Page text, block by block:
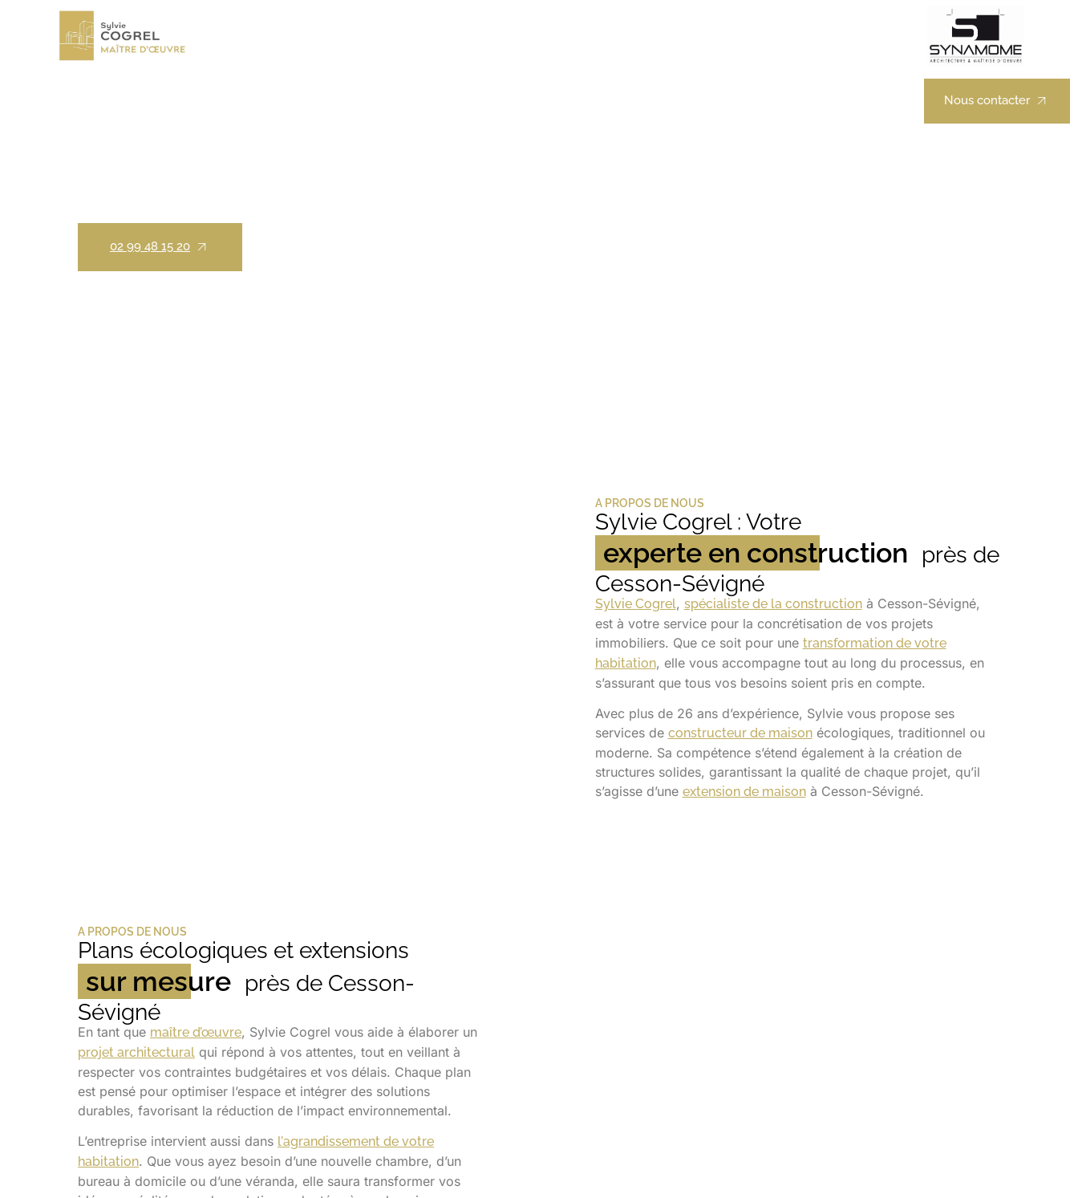
Nous contacter
02 99 48 15 20
A PROPOS DE NOUS
Sylvie Cogrel : Votre
experte en construction
près de
Cesson-Sévigné
Sylvie Cogrel, spécialiste de la constructionà Cesson-Sévigné,
est à votre service pour la concrétisation de vos projets
immobiliers. Que ce soit pour une transformation de votre
habitation, elle vous accompagne tout au long du processus, en
s’assurant que tous vos besoins soient pris en compte.
Avec plus de 26 ans d’expérience, Sylvie vous propose ses
services de constructeur de maisonécologiques, traditionnel ou
moderne. Sa compétence s’étend également à la création de
structures solides, garantissant la qualité de chaque projet, qu’il
s’agisse d’une extension de maisonà Cesson-Sévigné.
A PROPOS DE NOUS
Plans écologiques et extensions
sur mesure près de Cesson-
Sévigné
En tant que maître d’œuvre, Sylvie Cogrel vous aide à élaborer un
projet architectural qui répond à vos attentes, tout en veillant à
respecter vos contraintes budgétaires et vos délais. Chaque plan
est pensé pour optimiser l’espace et intégrer des solutions
durables, favorisant la réduction de l’impact environnemental.
L’entreprise intervient aussi dans l’agrandissement de votre
habitation. Que vous ayez besoin d’une nouvelle chambre, d’un
bureau à domicile ou d’une véranda, elle saura transformer vos